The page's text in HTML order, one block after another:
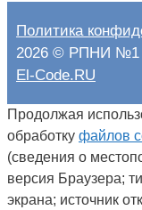
Политика
2026 © РПНИ №1
El-Code.RU
Продолжая
обработку файлов
(сведения о
версия Браузера;
экрана; источник